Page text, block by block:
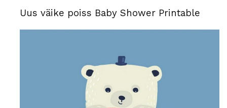
Uus väike poiss Baby Shower Printable